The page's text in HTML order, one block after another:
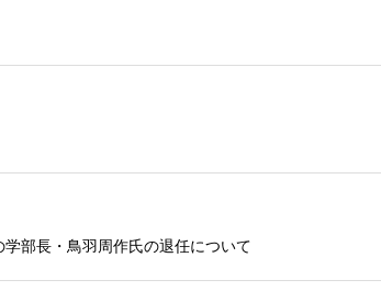
部長・鳥羽周作氏の退任について